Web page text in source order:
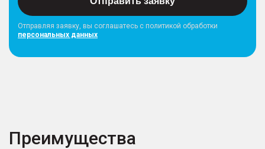
Отправляя заявку, вы соглашатесь с политикой обработки
персональных данных
Преимущества